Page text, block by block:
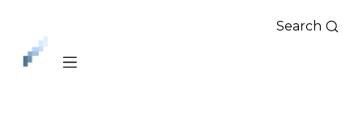
iLag
Nord
Norge
Search